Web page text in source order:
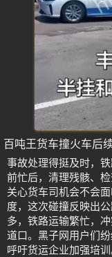
百吨王货车撞火车后
事故处理得挺及时，
前忙后，清理残骸、
关心货车司机会不会
度，这次碰撞反映出
多，铁路运输繁忙，
道口。黑子网用户们
呼吁货运企业加强培